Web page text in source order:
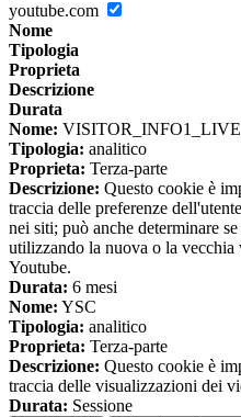
youtube.com
Nome
Tipologia
Proprieta
Descrizione
Durata
Nome: VISITOR_INFO1_LIVE
Tipologia: analitico
Proprieta: Terza-parte
Descrizione: Questo cookie è
traccia delle preferenze
nei siti; può anche determinare
utilizzando la nuova o la
Youtube.
Durata: 6 mesi
Nome: YSC
Tipologia: analitico
Proprieta: Terza-parte
Descrizione: Questo cookie è
traccia delle visualizzazioni dei
Durata: Sessione